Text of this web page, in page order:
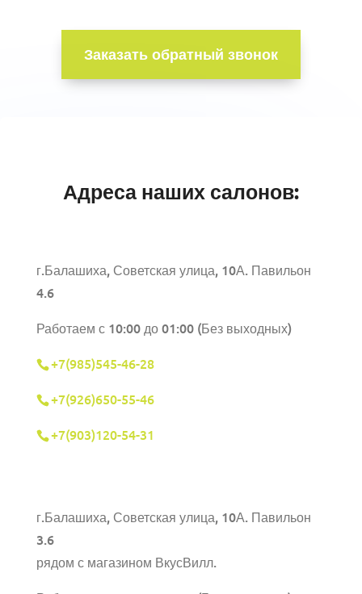
Заказать обратный звонок
Адреса наших салонов:
г.Балашиха, Советская улица, 10А. Павильон
4.6
Работаем с 10:00 до 01:00 (Без выходных)
+7(985)545-46-28
+7(926)650-55-46
+7(903)120-54-31
г.Балашиха, Советская улица, 10А. Павильон
3.6
рядом с магазином ВкусВилл.